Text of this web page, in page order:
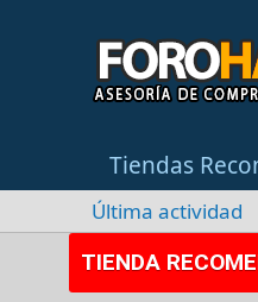
Tiendas
Última actividad
TIENDA